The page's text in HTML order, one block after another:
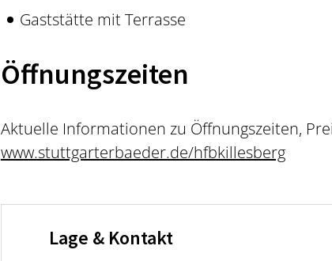
Gaststätte mit Terrasse
Öffnungszeiten
Aktuelle Informationen zu Öffnungszeiten,
www.stuttgarterbaeder.de/hfbkillesberg
Lage & Kontakt